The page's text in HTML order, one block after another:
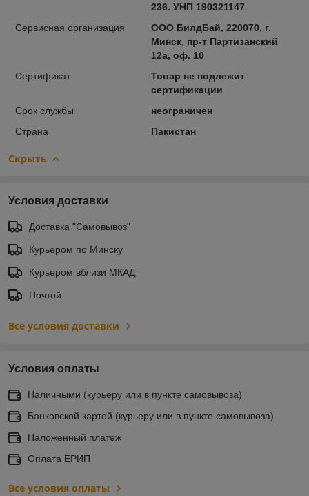
236. УНП 190321147
Сервисная организация
ООО БилдБай, 220070, г.
Минск, пр-т Партизанский
12а, оф. 10
Сертификат
Товар не подлежит
сертификации
Срок службы
неограничен
Страна
Пакистан
Скрыть
Условия доставки
Доставка "Самовывоз"
Курьером по Минску
Курьером вблизи МКАД
Почтой
Все условия доставки
Условия оплаты
Наличными (курьеру или в пункте самовывоза)
Банковской картой (курьеру или в пункте самовывоза)
Наложенный платеж
Оплата ЕРИП
Все условия оплаты